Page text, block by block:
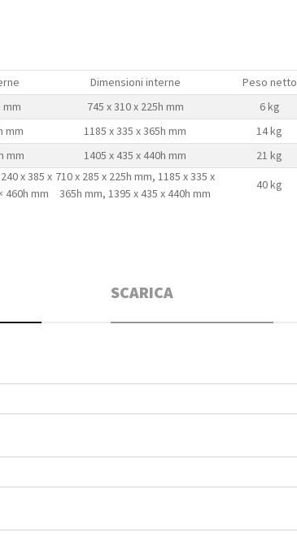
Dimensioni interne Peso netto
mm
745 x 310 x 225h mm 6 kg
mm
1185 x 335 x 365h mm 14 kg
mm
1405 x 435 x 440h mm 21 kg
x 385 x
460h mm
710 x 285 x 225h mm, 1185 x 335 x
365h mm, 1395 x 435 x 440h mm
40 kg
SCARICA